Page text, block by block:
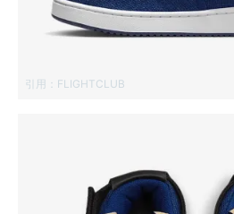
引用： FLIGHTCLUB